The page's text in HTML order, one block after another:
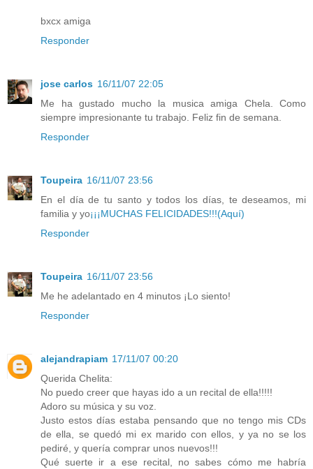
bxcx amiga
Responder
jose carlos 16/11/07 22:05
Me ha gustado mucho la musica amiga Chela. Como
siempre impresionante tu trabajo. Feliz fin de semana.
Responder
Toupeira 16/11/07 23:56
En el día de tu santo y todos los días, te deseamos, mi
familia y yo¡¡¡MUCHAS FELICIDADES!!!(Aquí)
Responder
Toupeira 16/11/07 23:56
Me he adelantado en 4 minutos ¡Lo siento!
Responder
alejandrapiam 17/11/07 00:20
Querida Chelita:
No puedo creer que hayas ido a un recital de ella!!!!!
Adoro su música y su voz.
Justo estos días estaba pensando que no tengo mis CDs
de ella, se quedó mi ex marido con ellos, y ya no se los
pediré, y quería comprar unos nuevos!!!
Qué suerte ir a ese recital, no sabes cómo me habría